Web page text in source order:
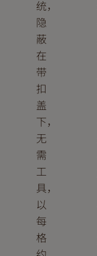
统，
隐
蔽
在
带
扣
盖
下，
无
需
工
具，
以
每
格